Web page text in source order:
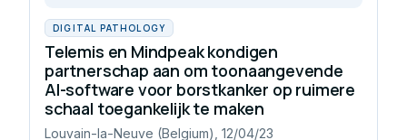
DIGITAL PATHOLOGY
Telemis en Mindpeak kondigen
partnerschap aan om toonaangevende
AI-software voor borstkanker op ruimere
schaal toegankelijk te maken
Louvain-la-Neuve (Belgium), 12/04/23